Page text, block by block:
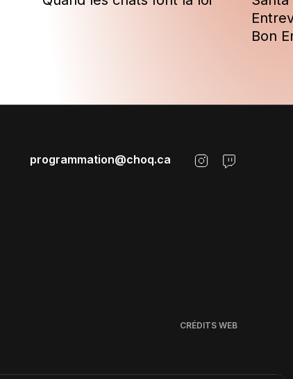
Bon
programmation@choq.ca
CRÉDITS WEB